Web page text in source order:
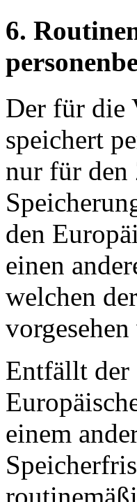
6.
Der für die
speichert
nur für den
den
einen
welchen
Entfällt der
einem